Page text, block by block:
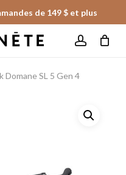
de 149 $ et plus
Fermer
le
panier
Domane SL 5 Gen 4